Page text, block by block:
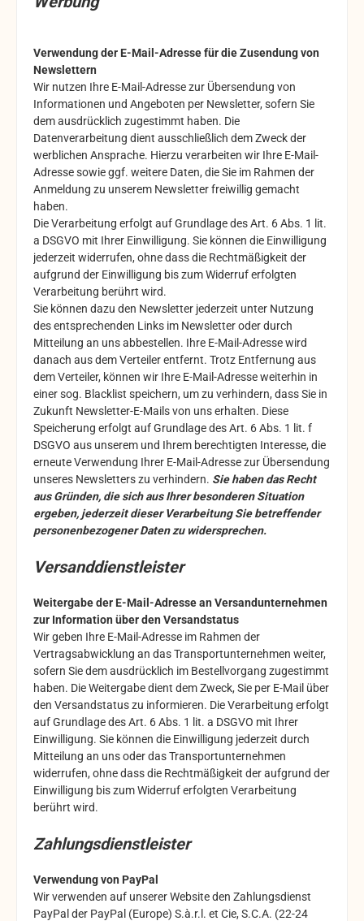
Verwendung der E-Mail-Adresse für die Zusendung von
Newslettern
Wir nutzen Ihre E-Mail-Adresse zur Übersendung von
Informationen und Angeboten per Newsletter, sofern Sie
dem ausdrücklich zugestimmt haben. Die
Datenverarbeitung dient ausschließlich dem Zweck der
werblichen Ansprache. Hierzu verarbeiten wir Ihre E-Mail-
Adresse sowie ggf. weitere Daten, die Sie im Rahmen der
Anmeldung zu unserem Newsletter freiwillig gemacht
haben.
Die Verarbeitung erfolgt auf Grundlage des Art. 6 Abs. 1 lit.
a DSGVO mit Ihrer Einwilligung. Sie können die Einwilligung
jederzeit widerrufen, ohne dass die Rechtmäßigkeit der
aufgrund der Einwilligung bis zum Widerruf erfolgten
Verarbeitung berührt wird.
Sie können dazu den Newsletter jederzeit unter Nutzung
des entsprechenden Links im Newsletter oder durch
Mitteilung an uns abbestellen. Ihre E-Mail-Adresse wird
danach aus dem Verteiler entfernt. Trotz Entfernung aus
dem Verteiler, können wir Ihre E-Mail-Adresse weiterhin in
einer sog. Blacklist speichern, um zu verhindern, dass Sie in
Zukunft Newsletter-E-Mails von uns erhalten. Diese
Speicherung erfolgt auf Grundlage des Art. 6 Abs. 1 lit. f
DSGVO aus unserem und Ihrem berechtigten Interesse, die
erneute Verwendung Ihrer E-Mail-Adresse zur Übersendung
unseres Newsletters zu verhindern. Sie haben das Recht
aus Gründen, die sich aus Ihrer besonderen Situation
ergeben, jederzeit dieser Verarbeitung Sie betreffender
personenbezogener Daten zu widersprechen.
Versanddienstleister
Weitergabe der E-Mail-Adresse an Versandunternehmen
zur Information über den Versandstatus
Wir geben Ihre E-Mail-Adresse im Rahmen der
Vertragsabwicklung an das Transportunternehmen weiter,
sofern Sie dem ausdrücklich im Bestellvorgang zugestimmt
haben. Die Weitergabe dient dem Zweck, Sie per E-Mail über
den Versandstatus zu informieren. Die Verarbeitung erfolgt
auf Grundlage des Art. 6 Abs. 1 lit. a DSGVO mit Ihrer
Einwilligung. Sie können die Einwilligung jederzeit durch
Mitteilung an uns oder das Transportunternehmen
widerrufen, ohne dass die Rechtmäßigkeit der aufgrund der
Einwilligung bis zum Widerruf erfolgten Verarbeitung
berührt wird.
Zahlungsdienstleister
Verwendung von PayPal
Wir verwenden auf unserer Website den Zahlungsdienst
PayPal der PayPal (Europe) S.à.r.l. et Cie, S.C.A. (22-24